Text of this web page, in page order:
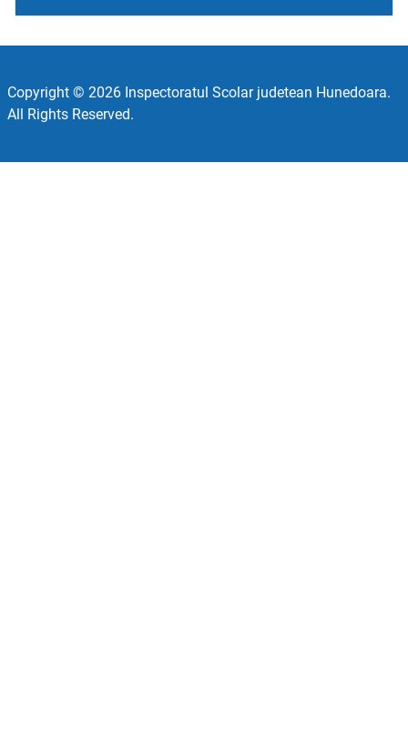
Copyright © 2026 Inspectoratul Scolar judetean Hunedoara.
All Rights Reserved.